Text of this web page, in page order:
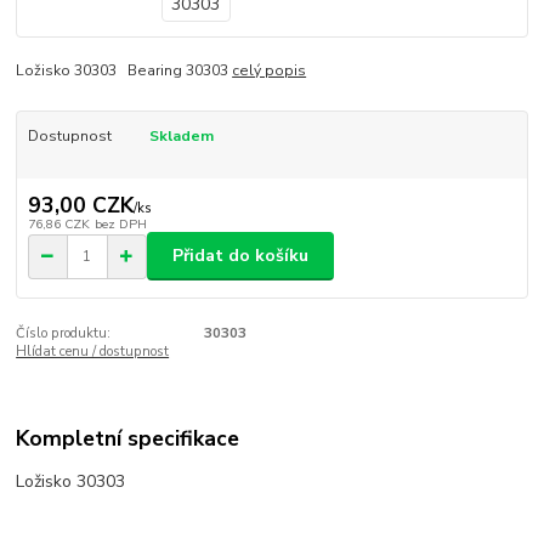
Ložisko 30303 Bearing 30303 celý popis
Dostupnost Skladem
93,00 CZK/ks
76,86 CZK bez DPH
Přidat do košíku
Číslo produktu:
30303
Hlídat cenu / dostupnost
Kompletní specifikace
Ložisko 30303